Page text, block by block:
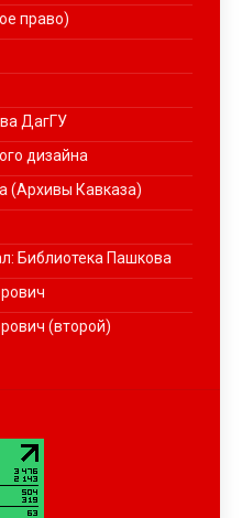
право)
ДагГУ
дизайна
(Архивы Кавказа)
Библиотека Пашкова
(второй)